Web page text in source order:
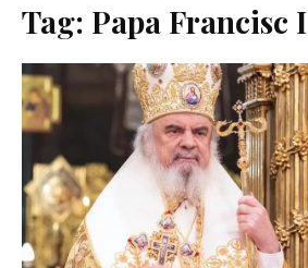
Tag: Papa Francisc I